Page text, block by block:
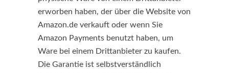
erworben haben, der über die Website von
Amazon.de verkauft oder wenn Sie
Amazon Payments benutzt haben, um
Ware bei einem Drittanbieter zu kaufen.
Die Garantie ist selbstverständlich